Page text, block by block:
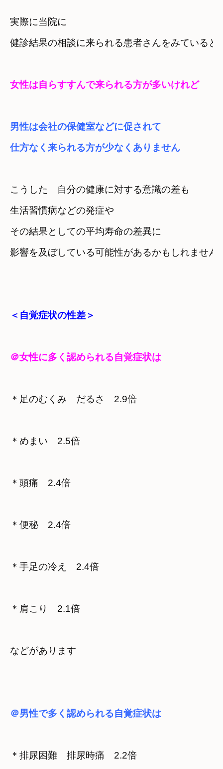
実際に当院に
女性は自らすすんで来られる方が多いけれど
男性は会社の保健室などに促されて
仕方なく来られる方が少なくありません
こうした　自分の健康に対する意識の差も
生活習慣病などの発症や
その結果としての平均寿命の差異に
影響を及ぼしている可能性があるかもしれません
＜自覚症状の性差＞
＠女性に多く認められる自覚症状は
＊足のむくみ　だるさ　2.9倍
＊めまい　2.5倍
＊頭痛　2.4倍
＊便秘　2.4倍
＊手足の冷え　2.4倍
＊肩こり　2.1倍
などがあります
＠男性で多く認められる自覚症状は
＊排尿困難　排尿時痛　2.2倍